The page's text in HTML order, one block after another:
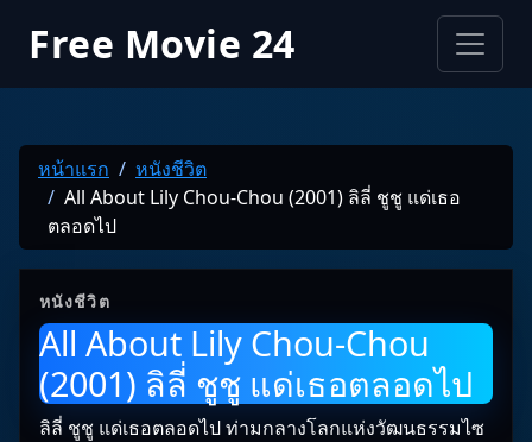
Free Movie 24
หน้าแรก
หนังชีวิต
All About Lily Chou-Chou (2001) ลิลี่ ชูชู แด่เธอ
ตลอดไป
หนังชีวิต
All About Lily Chou-Chou
(2001) ลิลี่ ชูชู แด่เธอตลอดไป
ลิลี่ ชูชู แด่เธอตลอดไป ท่ามกลางโลกแห่งวัฒนธรรมไซ